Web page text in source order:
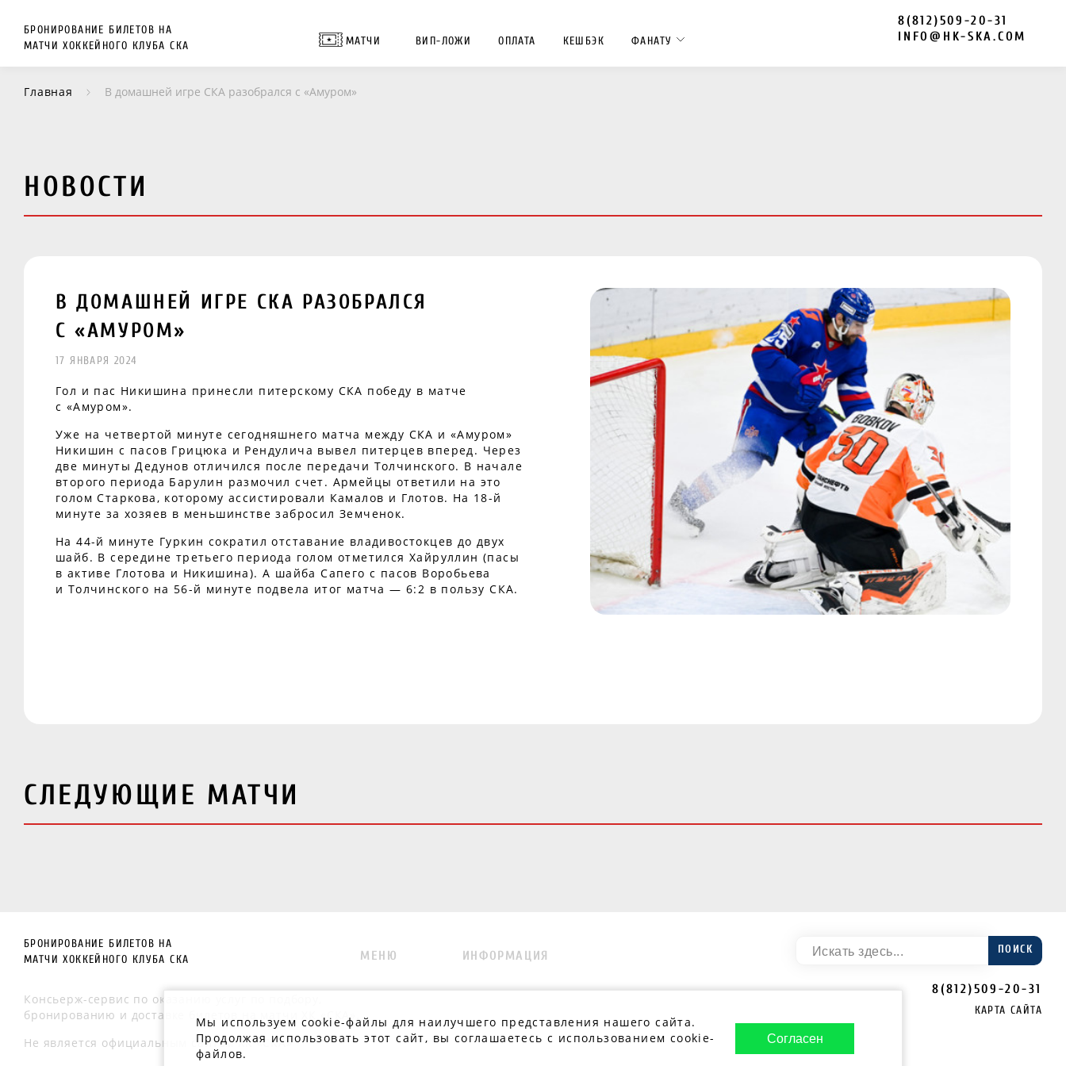
Мы используем cookie-файлы для наилучшего представления нашего сайта.
Продолжая использовать этот сайт, вы соглашаетесь с использованием cookie-
файлов.
Согласен
БРОНИРОВАНИЕ БИЛЕТОВ НА
МАТЧИ ХОККЕЙНОГО КЛУБА СКА
МАТЧИ ВИП-ЛОЖИ ОПЛАТА КЕШБЭК ФАНАТУ
8(812)509-20-31
INFO@HK-SKA.COM
Главная В домашней игре СКА разобрался с «Амуром»
НОВОСТИ
В ДОМАШНЕЙ ИГРЕ СКА РАЗОБРАЛСЯ
С «АМУРОМ»
17 ЯНВАРЯ 2024
Гол и пас Никишина принесли питерскому СКА победу в матче
с «Амуром».
Уже на четвертой минуте сегодняшнего матча между СКА и «Амуром»
Никишин с пасов Грицюка и Рендулича вывел питерцев вперед. Через
две минуты Дедунов отличился после передачи Толчинского. В начале
второго периода Барулин размочил счет. Армейцы ответили на это
голом Старкова, которому ассистировали Камалов и Глотов. На 18-й
минуте за хозяев в меньшинстве забросил Земченок.
На 44-й минуте Гуркин сократил отставание владивостокцев до двух
шайб. В середине третьего периода голом отметился Хайруллин (пасы
в активе Глотова и Никишина). А шайба Сапего с пасов Воробьева
и Толчинского на 56-й минуте подвела итог матча — 6:2 в пользу СКА.
СЛЕДУЮЩИЕ МАТЧИ
БРОНИРОВАНИЕ БИЛЕТОВ НА
МАТЧИ ХОККЕЙНОГО КЛУБА СКА
Консьерж-сервис по оказанию услуг по подбору,
бронированию и доставке билетов на матчи ХК «СКА».
Не является официальным сайтом ХК «СКА»
МЕНЮ ИНФОРМАЦИЯ ПОИСК
8(812)509-20-31
КАРТА САЙТА